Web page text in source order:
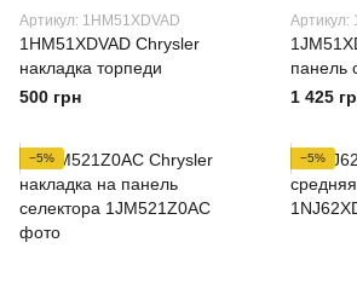
Артикул: 1HM51XDVAD
1HM51XDVAD Chrysler
накладка торпеди
500 грн
Артикул:
панель
1 425
−5% −5%